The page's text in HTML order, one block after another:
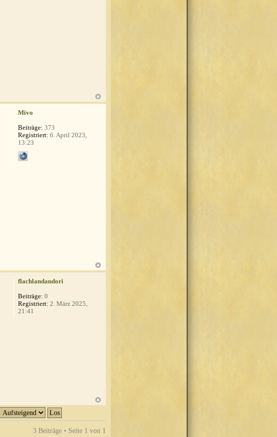
Mivo
Beiträge: 373
Registriert: 6. April 2023,
13:23
flachlandandori
Beiträge: 0
Registriert: 2. März 2025,
21:41
3 Beiträge • Seite 1 von 1